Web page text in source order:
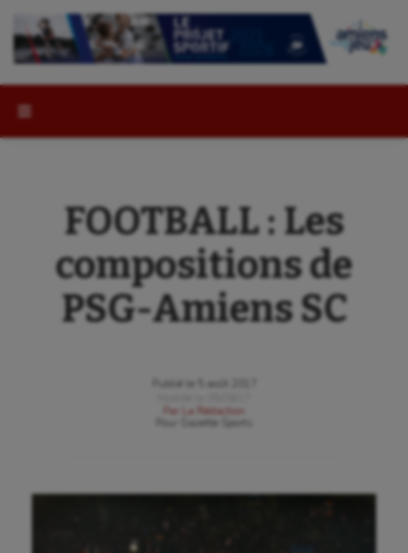
FOOTBALL : Les
compositions de
PSG-Amiens SC
Publié le
5 août 2017
Par
La Rédaction
Gazette Sports